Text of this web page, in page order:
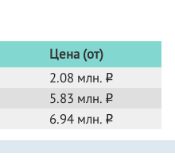
Цена (от)
2.08 млн. o
5.83 млн. o
6.94 млн. o